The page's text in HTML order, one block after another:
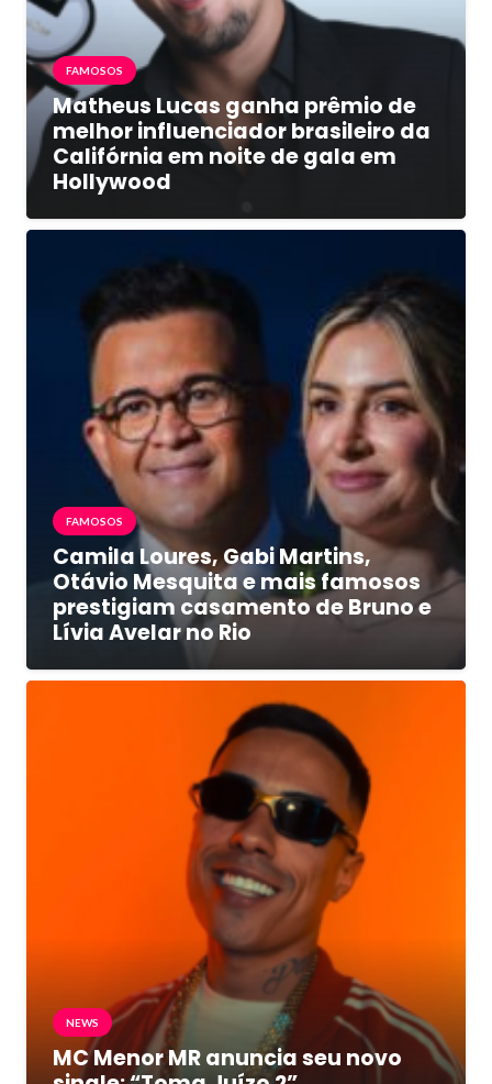
FAMOSOS
Matheus Lucas ganha prêmio de
melhor influenciador brasileiro da
Califórnia em noite de gala em
Hollywood
FAMOSOS
Camila Loures, Gabi Martins,
Otávio Mesquita e mais famosos
prestigiam casamento de Bruno e
Lívia Avelar no Rio
NEWS
MC Menor MR anuncia seu novo